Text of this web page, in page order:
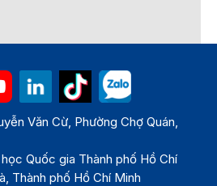
Văn Cừ, Phường Chợ Quán,
Quốc gia Thành phố Hồ Chí
Thành phố Hồ Chí Minh